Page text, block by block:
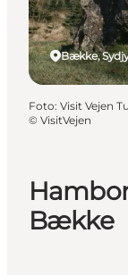
Events
Udforsk
Bække
Bække,
Foto: Visit Vejen
© VisitVejen